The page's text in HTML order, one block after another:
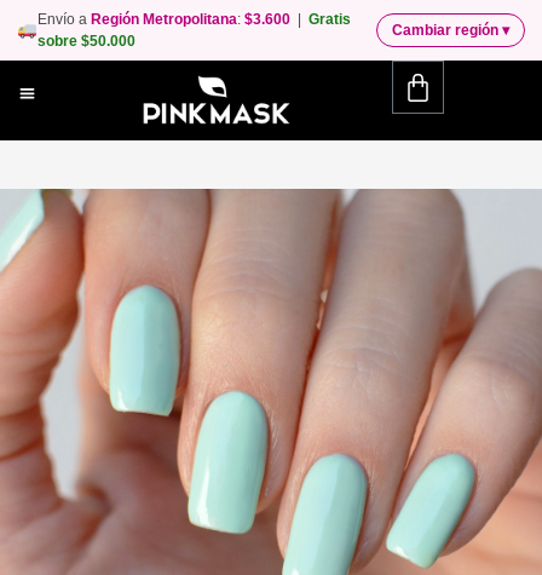
Envío a Región Metropolitana:$3.600 |Gratis
sobre $50.000
Cambiar región ▾